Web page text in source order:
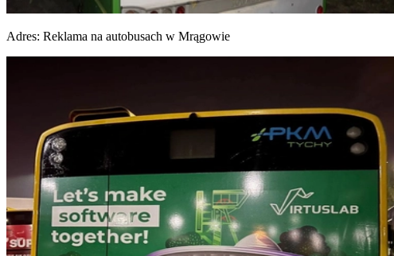
Adres: Reklama na autobusach w Mrągowie